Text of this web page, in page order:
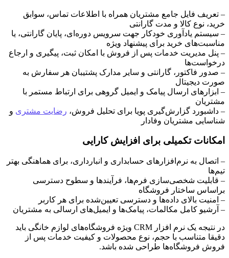
– تعریف فایل جامع مشتریان همراه با اطلاعات تماس، سوابق
خرید، نوع کالا و مدت گارانتی
– سیستم یادآوری خودکار جهت سرویس دوره‌ای، پایان گارانتی، یا
مناسبت‌های خرید برای پیشنهاد ویژه
– پنل مدیریت خدمات پس از فروش با امکان ثبت، پیگیری و ارجاع
درخواست‌ها
– صدور فاکتور، گارانتی و سایر مدارک پشتیبان هر سفارش به
صورت دیجیتال
– ابزارهای ارسال پیامک و ایمیل گروهی برای ارتباط مستمر با
مشتریان
– داشبورد گزارش‌گیری پویا برای تحلیل فروش، رضایت مشتری و
شناسایی مشتریان وفادار
امکانات تکمیلی برای افزایش کارایی
– اتصال به نرم‌افزارهای حسابداری و انبارداری، برای هماهنگی بهتر
تیم‌ها
– قابلیت شخصی‌سازی فرم‌ها، فرآیندها و سطوح دسترسی
براساس ساختار فروشگاه
– امنیت بالای داده‌ها و دسترسی تعیین‌شده برای هر کاربر
– آرشیو کامل مکالمات، پیامک‌ها و ایمیل‌های ارسالی به مشتریان
در نتیجه یک نرم افزار CRM ویژه فروشگاه‌های لوازم خانگی باید
دقیقا متناسب با حجم، نوع محصولات و کیفیت خدمات پس از
فروش فروشگاه‌ها طراحی شده باشد.